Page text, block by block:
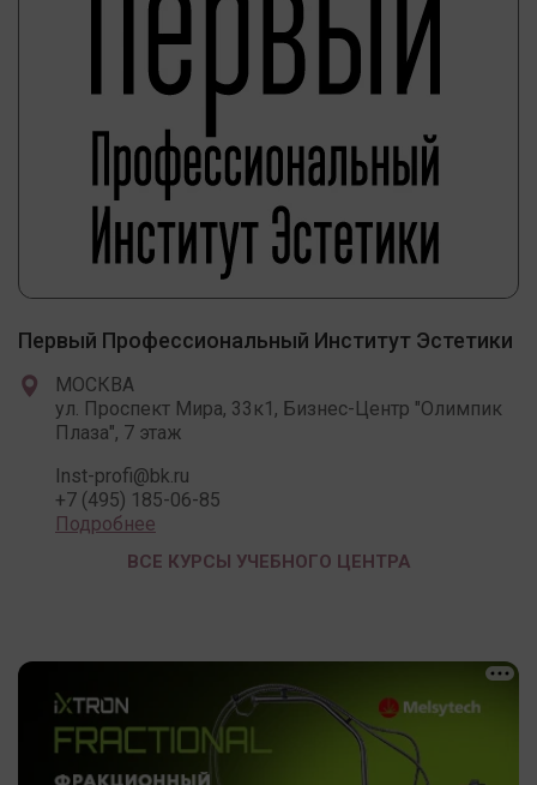
Первый Профессиональный Институт Эстетики
МОСКВА
ул. Проспект Мира, 33к1, Бизнес-Центр "Олимпик
Плаза", 7 этаж
Inst-profi@bk.ru
+7 (495) 185-06-85
Подробнее
ВСЕ КУРСЫ УЧЕБНОГО ЦЕНТРА